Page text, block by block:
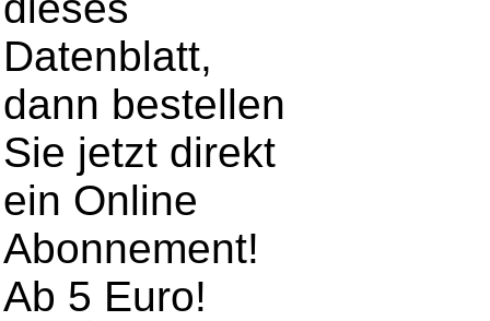
Datenblatt,
dann bestellen
Sie jetzt direkt
ein Online
Abonnement!
Ab 5 Euro!